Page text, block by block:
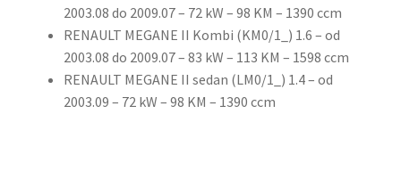
2003.08 do 2009.07 – 72 kW – 98 KM – 1390 ccm
RENAULT MEGANE II Kombi (KM0/1_) 1.6 – od
2003.08 do 2009.07 – 83 kW – 113 KM – 1598 ccm
RENAULT MEGANE II sedan (LM0/1_) 1.4 – od
2003.09 – 72 kW – 98 KM – 1390 ccm